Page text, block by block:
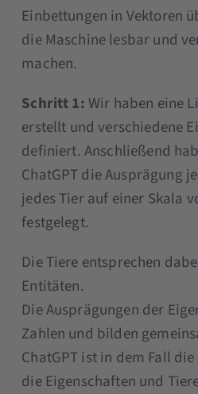
Einbettungen in Vektoren
die Maschine lesbar und
machen.
Schritt 1:Wir haben eine
erstellt und verschiedene
definiert. Anschließend
ChatGPT die Ausprägung
jedes Tier auf einer Skala
festgelegt.
Die Tiere entsprechen
Entitäten.
Die Ausprägungen der
Zahlen und bilden
ChatGPT ist in dem Fall
die Eigenschaften und